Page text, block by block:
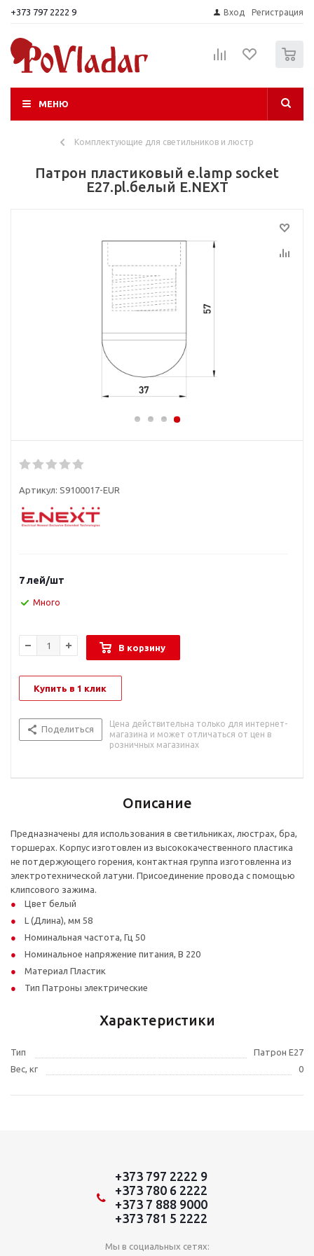
+373 797 2222 9 Вход Регистрация
МЕНЮ
Комплектующие для светильников и люстр
Патрон пластиковый e.lamp socket
E27.pl.белый E.NEXT
Артикул: S9100017-EUR
7лей/шт
Много
В корзину
Купить в 1 клик
Поделиться
Цена действительна только для интернет-
магазина и может отличаться от цен в
розничных магазинах
Описание
Предназначены для использования в светильниках, люстрах, бра,
торшерах. Корпус изготовлен из высококачественного пластика
не потдержующего горения, контактная группа изготовленна из
электротехнической латуни. Присоединение провода с помощью
клипсового зажима.
Цвет белый
L (Длина), мм 58
Номинальная частота, Гц 50
Номинальное напряжение питания, В 220
Материал Пластик
Тип Патроны электрические
Характеристики
Тип
Патрон E27
Вес, кг
0
+373 797 2222 9
+373 780 6 2222
+373 7 888 9000
+373 781 5 2222
Мы в социальных сетях: